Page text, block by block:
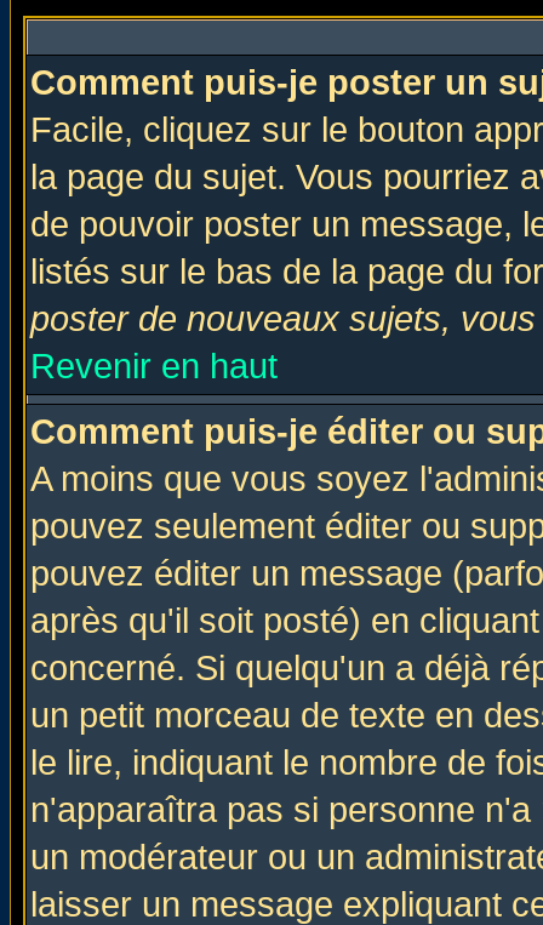
Comment puis-je poster un
Facile, cliquez sur le bouton
la page du sujet. Vous pourriez
de pouvoir poster un message,
listés sur le bas de la page du
poster de nouveaux sujets,
Revenir en haut
Comment puis-je éditer ou
A moins que vous soyez
pouvez seulement éditer ou
pouvez éditer un message
après qu'il soit posté) en
concerné. Si quelqu'un a déjà
un petit morceau de texte en
le lire, indiquant le nombre de
n'apparaîtra pas si personne
un modérateur ou un
laisser un message expliquant